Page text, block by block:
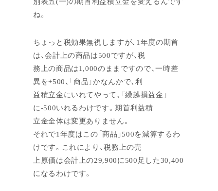
ね。
ちょっと税効果無視しますが、1年度の期首
は、会計上の商品は500ですが、税
務上の商品は1,000のままですので、一時差
異を+500、「商品」かなんかで、利
益積立金にいれてやって、「繰越損益金」
に-500いれるわけです。期首利益積
立金全体は変更ありません。
それで1年度はこの「商品」500を減算するわ
けです。これにより、税務上の売
上原価は会計上の29,900に500足した30,400
になるわけです。